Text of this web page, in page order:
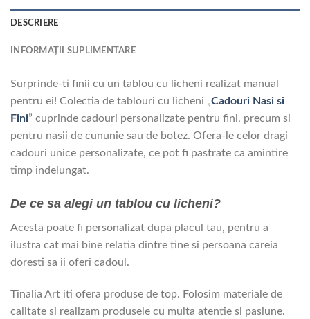
DESCRIERE
INFORMAȚII SUPLIMENTARE
Surprinde-ti finii cu un tablou cu licheni realizat manual
pentru ei! Colectia de tablouri cu licheni „Cadouri Nasi si
Fini” cuprinde cadouri personalizate pentru fini, precum si
pentru nasii de cununie sau de botez. Ofera-le celor dragi
cadouri unice personalizate, ce pot fi pastrate ca amintire
timp indelungat.
De ce sa alegi un tablou cu licheni?
Acesta poate fi personalizat dupa placul tau, pentru a
ilustra cat mai bine relatia dintre tine si persoana careia
doresti sa ii oferi cadoul.
Tinalia Art iti ofera produse de top. Folosim materiale de
calitate si realizam produsele cu multa atentie si pasiune.